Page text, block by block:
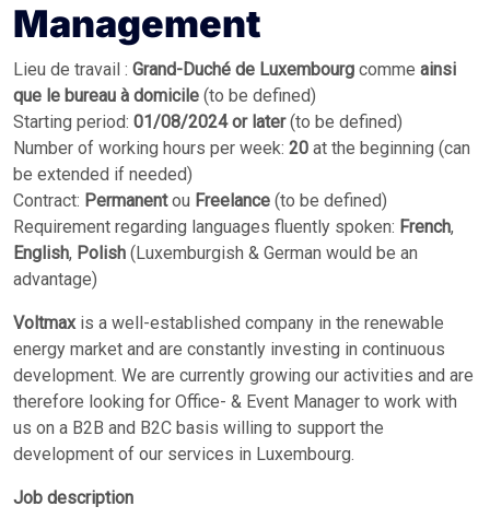
Management
Lieu de travail : Grand-Duché de Luxembourg comme ainsi
que le bureau à domicile (to be defined)
Starting period: 01/08/2024 or later(to be defined)
Number of working hours per week: 20 at the beginning (can
be extended if needed)
Contract: Permanentou Freelance (to be defined)
Requirement regarding languages fluently spoken: French,
English, Polish (Luxemburgish & German would be an
advantage)
Voltmaxis a well-established company in the renewable
energy market and are constantly investing in continuous
development. We are currently growing our activities and are
therefore looking for Office- & Event Manager to work with
us on a B2B and B2C basis willing to support the
development of our services in Luxembourg.
Job description